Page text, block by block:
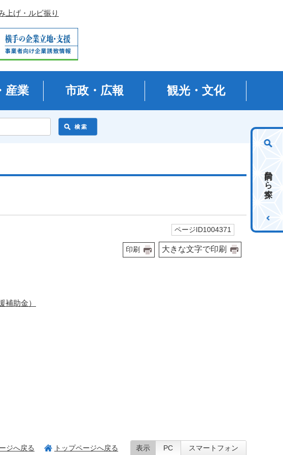
上げ・ルビ振り
産業 市政・広報 観光・文化
目的から探す
ページID1004371
印刷 大きな文字で印刷
助金）
ジへ戻る トップページへ戻る 表示 PC スマートフォン